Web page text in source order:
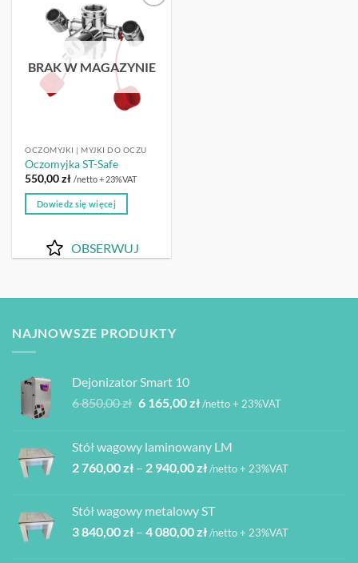
BRAK W MAGAZYNIE
OCZOMYJKI | MYJKI DO OCZU
Oczomyjka ST-Safe
550,00zł /netto + 23%VAT
Dowiedz się więcej
OBSERWUJ
NAJNOWSZE PRODUKTY
Dejonizator Smart 10
6 850,00zł Pierwotna
6
850,00 zł.
6 165,00złAktualna
6
165,00 zł.
/netto + 23%VAT
Stół wagowy laminowany LM
2 760,00zł – 2 940,00złZakres
2
760,00 zł
/netto + 23%VAT
Stół wagowy metalowy ST
3 840,00zł – 4 080,00złZakres
/netto + 23%VAT